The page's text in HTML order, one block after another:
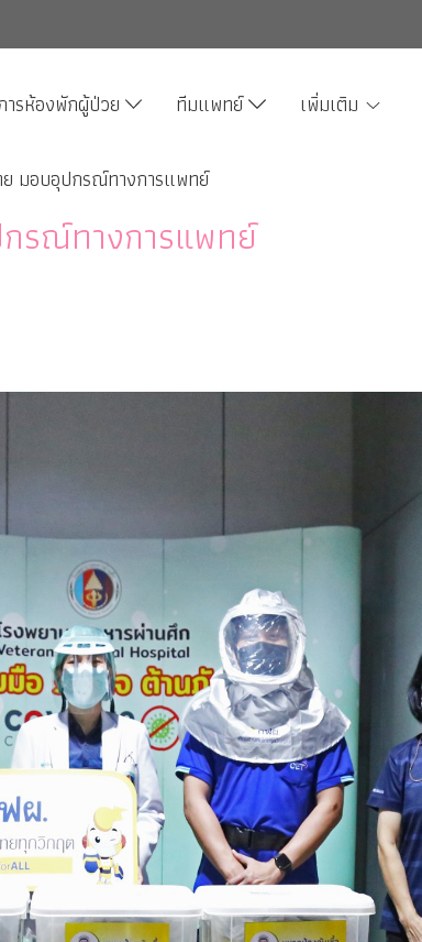
ารห้องพักผู้ป่วย ทีมแพทย์ เพิ่มเติม
มอบอุปกรณ์ทางการแพทย์
รณ์ทางการแพทย์